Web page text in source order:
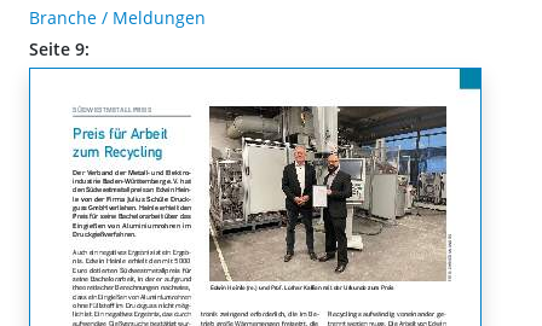
Branche / Meldungen
Seite 9: